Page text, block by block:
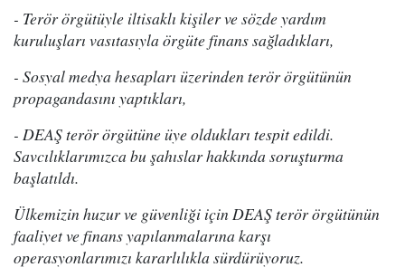
- Terör örgütüyle iltisaklı kişiler ve sözde yardım
kuruluşları vasıtasıyla örgüte finans sağladıkları,
- Sosyal medya hesapları üzerinden terör örgütünün
propagandasını yaptıkları,
- DEAŞ terör örgütüne üye oldukları tespit edildi.
Savcılıklarımızca bu şahıslar hakkında soruşturma
başlatıldı.
Ülkemizin huzur ve güvenliği için DEAŞ terör örgütünün
faaliyet ve finans yapılanmalarına karşı
operasyonlarımızı kararlılıkla sürdürüyoruz.